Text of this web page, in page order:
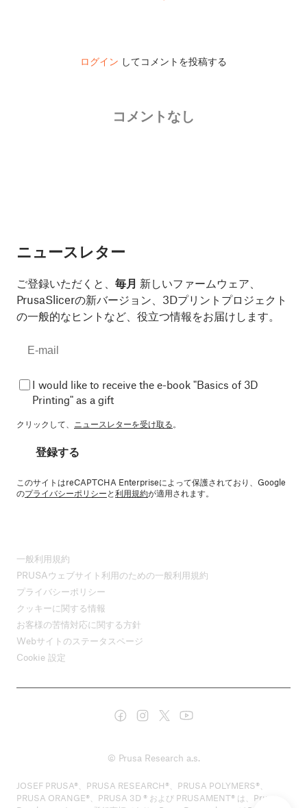
ログイン してコメントを投稿する
コメントなし
ニュースレター
ご登録いただくと、 毎月 新しいファームウェア、
PrusaSlicerの新バージョン、3Dプリントプロジェクト
の一般的なヒントなど、役立つ情報をお届けします。
I would like to receive the e-book "Basics of 3D
Printing" as a gift
クリックして、 ニュースレターを受け取る。
登録する
このサイトはreCAPTCHA Enterpriseによって保護されており、Google
のプライバシーポリシーと利用規約が適用されます。
一般利用規約
PRUSAウェブサイト利用のための一般利用規約
プライバシーポリシー
クッキーに関する情報
お客様の苦情対応に関する方針
Webサイトのステータスページ
Cookie 設定
© Prusa Research a.s.
JOSEF PRUSA®、PRUSA RESEARCH®、PRUSA POLYMERS®、
PRUSA ORANGE®、PRUSA 3D ® および PRUSAMENT® は、Prusa